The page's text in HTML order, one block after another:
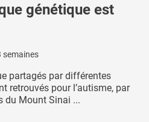
génétique est
semaines
partagés par différentes
retrouvés pour l’autisme, par
du Mount Sinai ...